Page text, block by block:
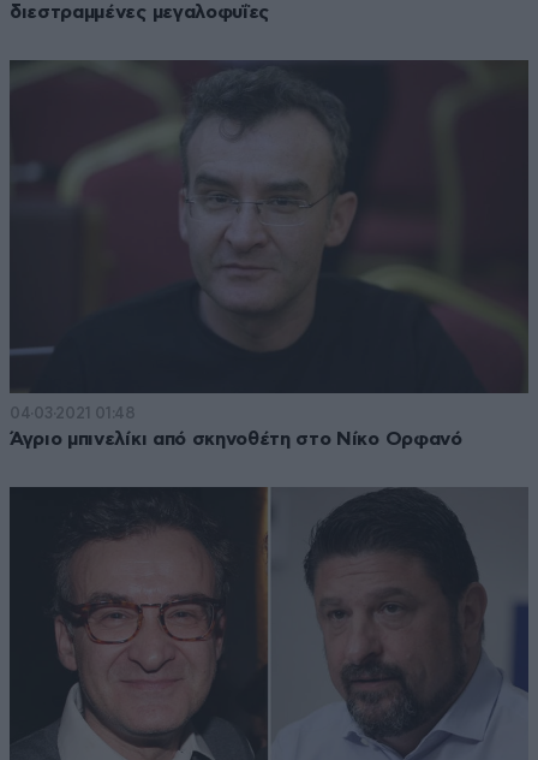
διεστραμμένες μεγαλοφυΐες
04·03·2021 01:48
Άγριο μπινελίκι από σκηνοθέτη στο Νίκο Ορφανό